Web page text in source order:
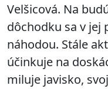
Velšicová. Na
dôchodku sa v jej
náhodou. Stále
účinkuje na
miluje javisko,